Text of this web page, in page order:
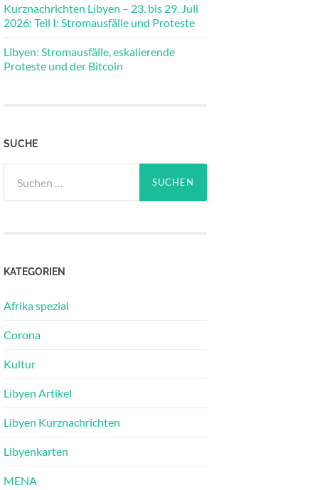
Kurznachrichten Libyen – 23. bis 29. Juli
2026: Teil I: Stromausfälle und Proteste
Libyen: Stromausfälle, eskalierende
Proteste und der Bitcoin
SUCHE
nach:
KATEGORIEN
Afrika spezial
Corona
Kultur
Libyen Artikel
Libyen Kurznachrichten
Libyenkarten
MENA